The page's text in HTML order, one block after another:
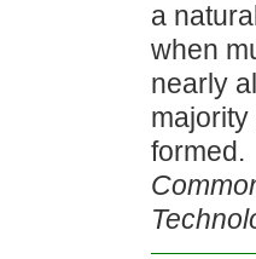
a
when
nearly
formed.